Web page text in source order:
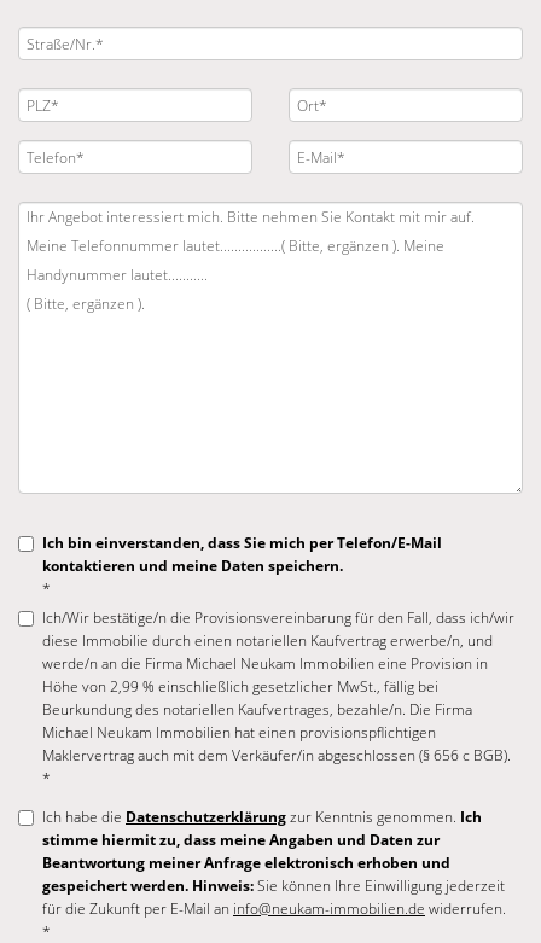
Ich bin einverstanden, dass Sie mich per Telefon/E-Mail
kontaktieren und meine Daten speichern.
*
Ich/Wir bestätige/n die Provisionsvereinbarung für den Fall, dass ich/wir
diese Immobilie durch einen notariellen Kaufvertrag erwerbe/n, und
werde/n an die Firma Michael Neukam Immobilien eine Provision in
Höhe von 2,99 % einschließlich gesetzlicher MwSt., fällig bei
Beurkundung des notariellen Kaufvertrages, bezahle/n. Die Firma
Michael Neukam Immobilien hat einen provisionspflichtigen
Maklervertrag auch mit dem Verkäufer/in abgeschlossen (§ 656 c BGB).
*
Ich habe die Datenschutzerklärungzur Kenntnis genommen. Ich
stimme hiermit zu, dass meine Angaben und Daten zur
Beantwortung meiner Anfrage elektronisch erhoben und
gespeichert werden. Hinweis:Sie können Ihre Einwilligung jederzeit
für die Zukunft per E-Mail an info@neukam-immobilien.de widerrufen.
*